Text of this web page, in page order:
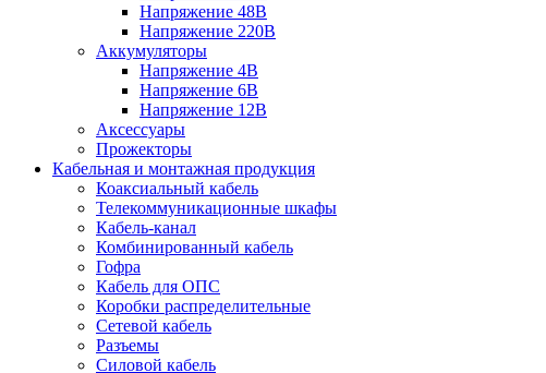
Напряжение 48В
Напряжение 220В
Аккумуляторы
Напряжение 4В
Напряжение 6В
Напряжение 12В
Аксессуары
Прожекторы
Кабельная и монтажная продукция
Коаксиальный кабель
Телекоммуникационные шкафы
Кабель-канал
Комбинированный кабель
Гофра
Кабель для ОПС
Коробки распределительные
Сетевой кабель
Разъемы
Силовой кабель